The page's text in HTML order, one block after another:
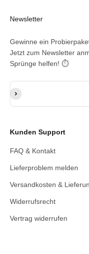
Newsletter
Gewinne ein
Jetzt zum Newsletter
Sprünge helfen! ⏱️
E-Mail-Adresse
Abonnieren
Kunden Support
FAQ & Kontakt
Lieferproblem melden
Versandkosten &
Widerrufsrecht
Vertrag widerrufen